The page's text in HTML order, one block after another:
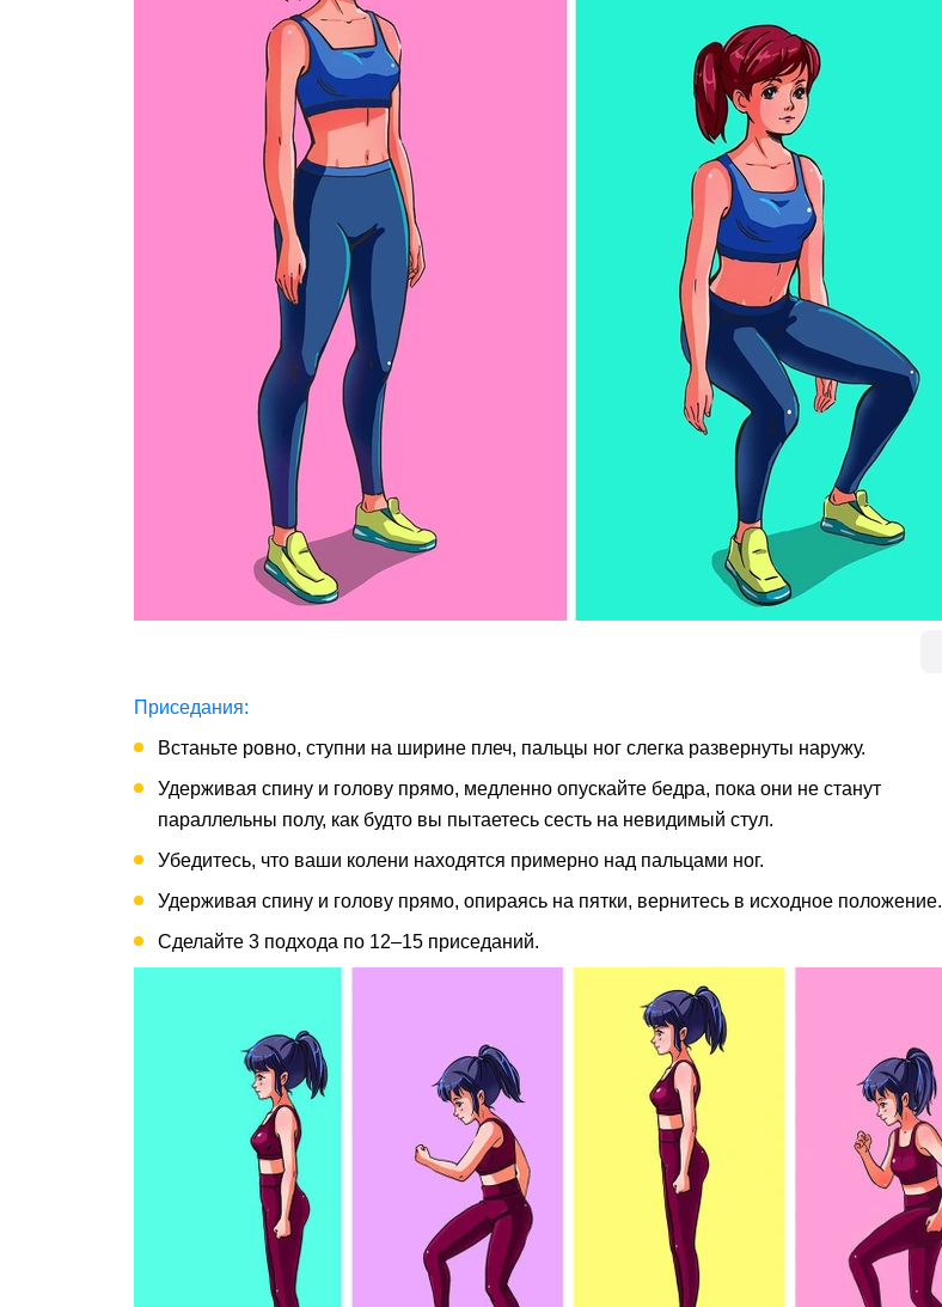
Приседания:
Встаньте ровно, ступни на ширине плеч, пальцы ног слегка развернуты наружу.
Удерживая спину и голову прямо, медленно опускайте бедра, пока они не станут
параллельны полу, как будто вы пытаетесь сесть на невидимый стул.
Убедитесь, что ваши колени находятся примерно над пальцами ног.
Удерживая спину и голову прямо, опираясь на пятки, вернитесь в исходное положение.
Сделайте 3 подхода по 12–15 приседаний.